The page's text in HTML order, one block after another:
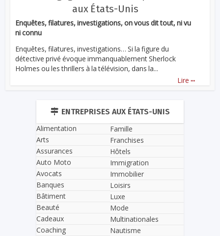
aux États-Unis
Enquêtes, filatures, investigations, on vous dit tout, ni vu
ni connu
Enquêtes, filatures, investigations… Si la figure du
détective privé évoque immanquablement Sherlock
Holmes ou les thrillers à la télévision, dans la...
Lire ...
ENTREPRISES AUX ÉTATS-UNIS
Alimentation
Arts
Assurances
Auto Moto
Avocats
Banques
Bâtiment
Beauté
Cadeaux
Coaching
Famille
Franchises
Hôtels
Immigration
Immobilier
Loisirs
Luxe
Mode
Multinationales
Nautisme